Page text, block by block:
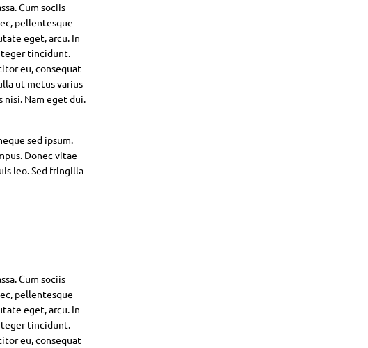
Cum sociis
pellentesque
eget, arcu. In
tincidunt.
eu, consequat
ut metus varius
Nam eget dui.
sed ipsum.
Donec vitae
leo. Sed fringilla
Cum sociis
pellentesque
eget, arcu. In
tincidunt.
eu, consequat